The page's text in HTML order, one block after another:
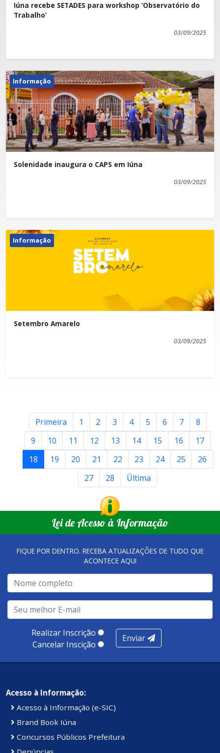
Iúna recebe SETADES para workshop ‘Observatório do
Trabalho’
03/09/2025
Informação
Solenidade inaugura o CAPS em Iúna
03/09/2025
Informação
Setembro Amarelo
03/09/2025
Primeira 1 2 3 4 5 6 7
8
9
10 11 12 13 14 15 16
17
18
19 20 21 22 23 24 25
26
27
28 Última
Lei de Acesso à Informação
FIQUE POR DENTRO. RECEBA ATUALIZAÇÕES DE TUDO QUE
ACONTECE AQUI
Realizar Inscrição
Cancelar Inscição
Enviar
Acesso à Informação:
Acesso à Informação (e-SIC)
Brand Book Iúna
Concursos Públicos Prefeitura